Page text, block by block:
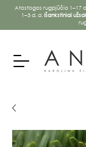
Atostogos rugpjūčio 1–17
1–3 d. d.Išankstiniai